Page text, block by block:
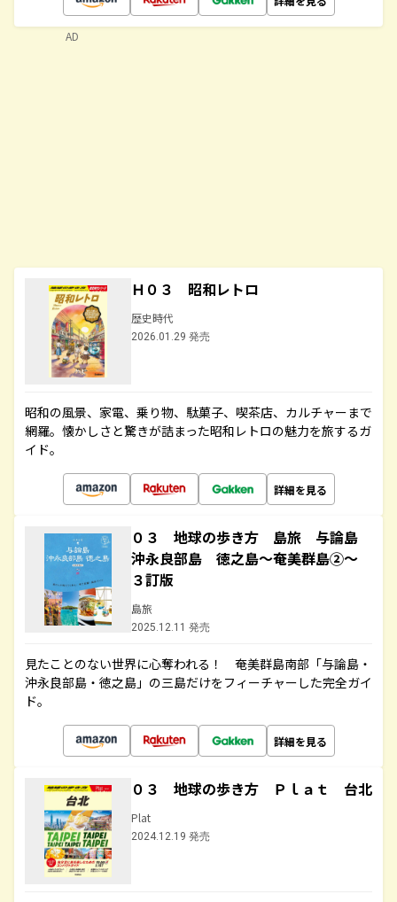
Ｈ０３ 昭和レトロ
歴史時代
2026.01.29 発売
昭和の風景、家電、乗り物、駄菓子、喫茶店、カルチャーまで
網羅。懐かしさと驚きが詰まった昭和レトロの魅力を旅するガ
イド。
詳細を見る
０３ 地球の歩き方 島旅 与論島
沖永良部島 徳之島～奄美群島②～
３訂版
島旅
2025.12.11 発売
見たことのない世界に心奪われる！ 奄美群島南部「与論島・
沖永良部島・徳之島」の三島だけをフィーチャーした完全ガイ
ド。
詳細を見る
０３ 地球の歩き方 Ｐｌａｔ 台北
Plat
2024.12.19 発売
AD